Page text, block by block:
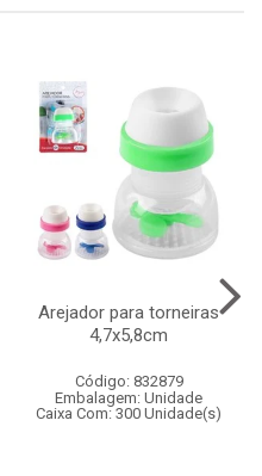
Arejador para torneiras
4,7x5,8cm
Código: 832879
Embalagem: Unidade
Caixa Com: 300 Unidade(s)